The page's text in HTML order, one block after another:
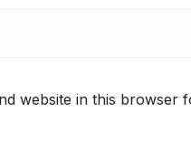
website in this browser